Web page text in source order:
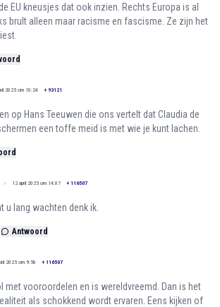
EU kneusjes dat ook inzien. Rechts Europa is al
brult alleen maar racisme en fascisme. Ze zijn het
2025 om 10:24 + 93121
op Hans Teeuwen die ons vertelt dat Claudia de
een toffe meid is met wie je kunt lachen.
12 april 2025 om 14:07 + 116507
u lang wachten denk ik.
Antwoord
2025 om 9:58 + 116507
met vooroordelen en is wereldvreemd. Dan is het
als schokkend wordt ervaren. Eens kijken of